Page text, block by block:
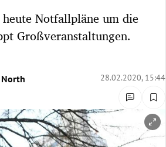
Notfallpläne um die
Großveranstaltungen.
28.02.2020, 15:44